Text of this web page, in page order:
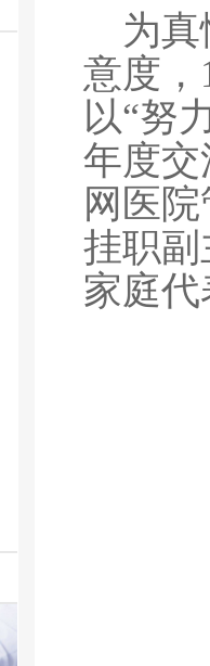
为
意度，
以“努
年度
网医
挂职
家庭